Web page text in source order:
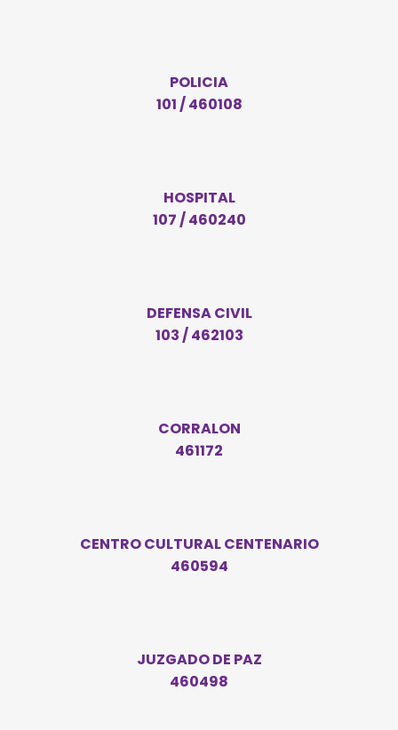
POLICIA
101 / 460108
HOSPITAL
107 / 460240
DEFENSA CIVIL
103 / 462103
CORRALON
461172
CENTRO CULTURAL CENTENARIO
460594
JUZGADO DE PAZ
460498